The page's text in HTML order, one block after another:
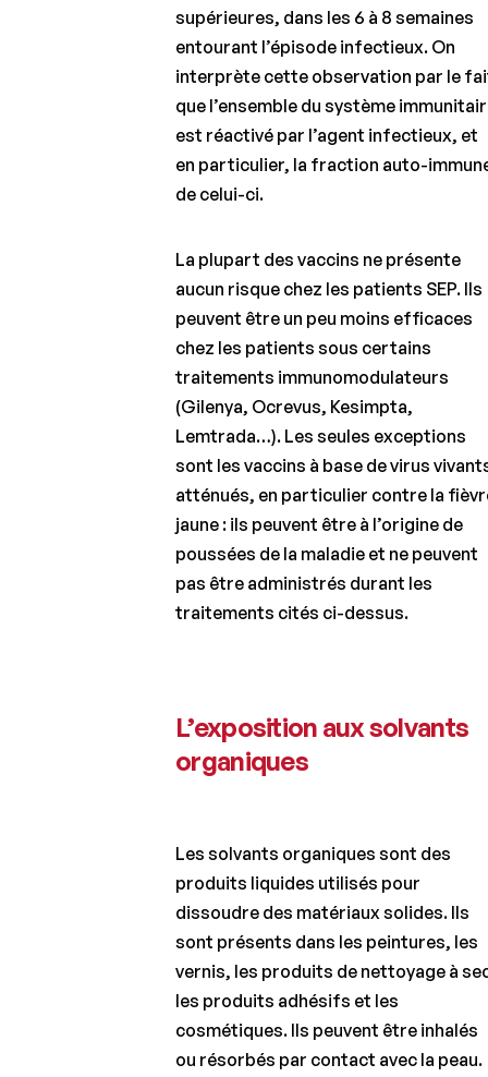
supérieures, dans les 6 à 8 semaines
entourant l’épisode infectieux. On
interprète cette observation par le
que l’ensemble du système
est réactivé par l’agent infectieux, et
en particulier, la fraction auto-
de celui-ci.
La plupart des vaccins ne présente
aucun risque chez les patients SEP. Ils
peuvent être un peu moins efficaces
chez les patients sous certains
traitements immunomodulateurs
(Gilenya, Ocrevus, Kesimpta,
Lemtrada…). Les seules exceptions
sont les vaccins à base de virus
atténués, en particulier contre la
jaune : ils peuvent être à l’origine de
poussées de la maladie et ne peuvent
pas être administrés durant les
traitements cités ci-dessus.
L’exposition aux solvants
organiques
Les solvants organiques sont des
produits liquides utilisés pour
dissoudre des matériaux solides. Ils
sont présents dans les peintures, les
vernis, les produits de nettoyage à
les produits adhésifs et les
cosmétiques. Ils peuvent être inhalés
ou résorbés par contact avec la peau.